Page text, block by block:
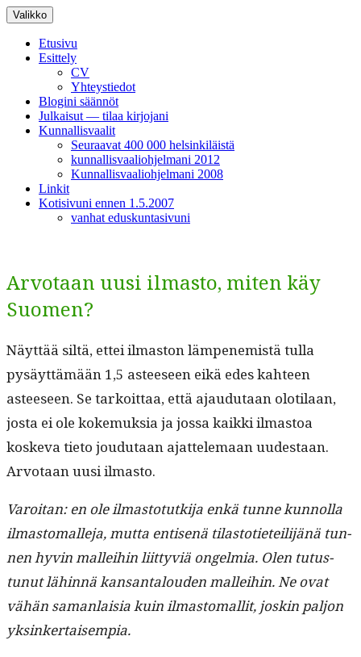
Siirry
sisältöön
Valikko
Etusivu
Esittely
CV
Yhteystiedot
Blogini säännöt
Julkaisut — tilaa kirjojani
Kunnallisvaalit
Seuraavat 400 000 helsinkiläistä
kunnallisvaaliohjelmani 2012
Kunnallisvaaliohjelmani 2008
Linkit
Kotisivuni ennen 1.5.2007
vanhat eduskuntasivuni
Arvotaan uusi ilmasto, miten käy
Suomen?
Näyt­tää siltä, ettei ilmas­ton läm­pen­e­mistä tul­la
pysäyt­tämään 1,5 asteeseen eikä edes kah­teen
asteeseen. Se tarkoit­taa, että ajaudu­taan oloti­laan,
jos­ta ei ole koke­muk­sia ja jos­sa kaik­ki ilmas­toa
koske­va tieto joudu­taan ajat­tele­maan uud­estaan.
Arvotaan uusi ilmasto.
Varoi­tan: en ole ilmas­to­tutk­i­ja enkä tunne kun­nol­la
ilmas­tom­a­lle­ja, mut­ta entisenä tilas­toti­eteil­i­jänä tun­
nen hyvin mallei­hin liit­tyviä ongelmia. Olen tutus­
tunut lähin­nä kansan­talouden mallei­hin. Ne ovat
vähän saman­laisia kuin ilmas­tom­a­llit, joskin paljon
yksinkertaisempia.